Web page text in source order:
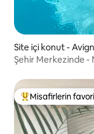
Site içi konut -
Şehir Merkezinde -
Misafirlerin
Misafirlerin